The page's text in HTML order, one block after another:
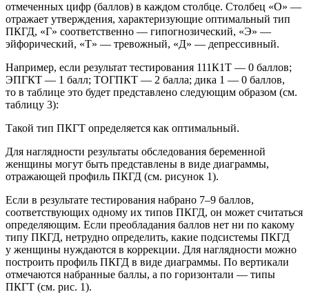
отмеченных цифр (баллов) в каждом столбце. Столбец «О» —
отражает утверждения, характеризующие оптимальный тип
ПКГД, «Г» соответственно — гипогнозический, «Э» —
эйфорический, «Т» — тревожный, «Д» — депрессивный.
Например, если результат тестирования 111К1Т — 0 баллов;
ЭПГКТ — 1 балл; ТОГПКТ — 2 балла; дика 1 — 0 баллов,
то в таблице это будет представлено следующим образом (см.
таблицу 3):
Такой тип ПКГТ определяется как оптимальный.
Для наглядности результаты обследования беременной
женщины могут быть представлены в виде диаграммы,
отражающей профиль ПКГД (см. рисунок 1).
Если в результате тестирования набрано 7–9 баллов,
соответствующих одному их типов ПКГД, он может считаться
определяющим. Если преобладания баллов нет ни по какому
типу ПКГД, нетрудно определить, какие подсистемы ПКГД
у женщины нуждаются в коррекции. Для наглядности можно
построить профиль ПКГД в виде диаграммы. По вертикали
отмечаются набранные баллы, а по горизонтали — типы
ПКГТ (см. рис. 1).